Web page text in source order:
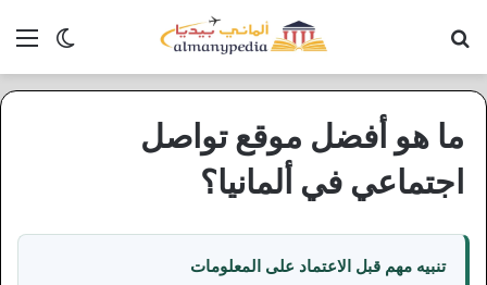
الوضع
ما هو أفضل موقع تواصل
اجتماعي في ألمانيا؟
تنبيه مهم قبل الاعتماد على المعلومات